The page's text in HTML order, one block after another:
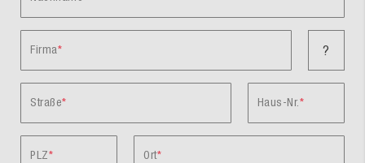
Firma ?
Straße Haus-Nr.
PLZ Ort